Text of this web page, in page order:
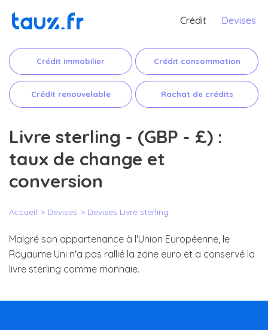
Crédit Devises
Crédit immobilier Crédit consommation
Crédit renouvelable Rachat de crédits
Livre sterling - (GBP - £) :
taux de change et
conversion
Accueil Devises Devises Livre sterling
Malgré son appartenance à l'Union Européenne, le
Royaume Uni n'a pas rallié la zone euro et a conservé la
livre sterling comme monnaie.